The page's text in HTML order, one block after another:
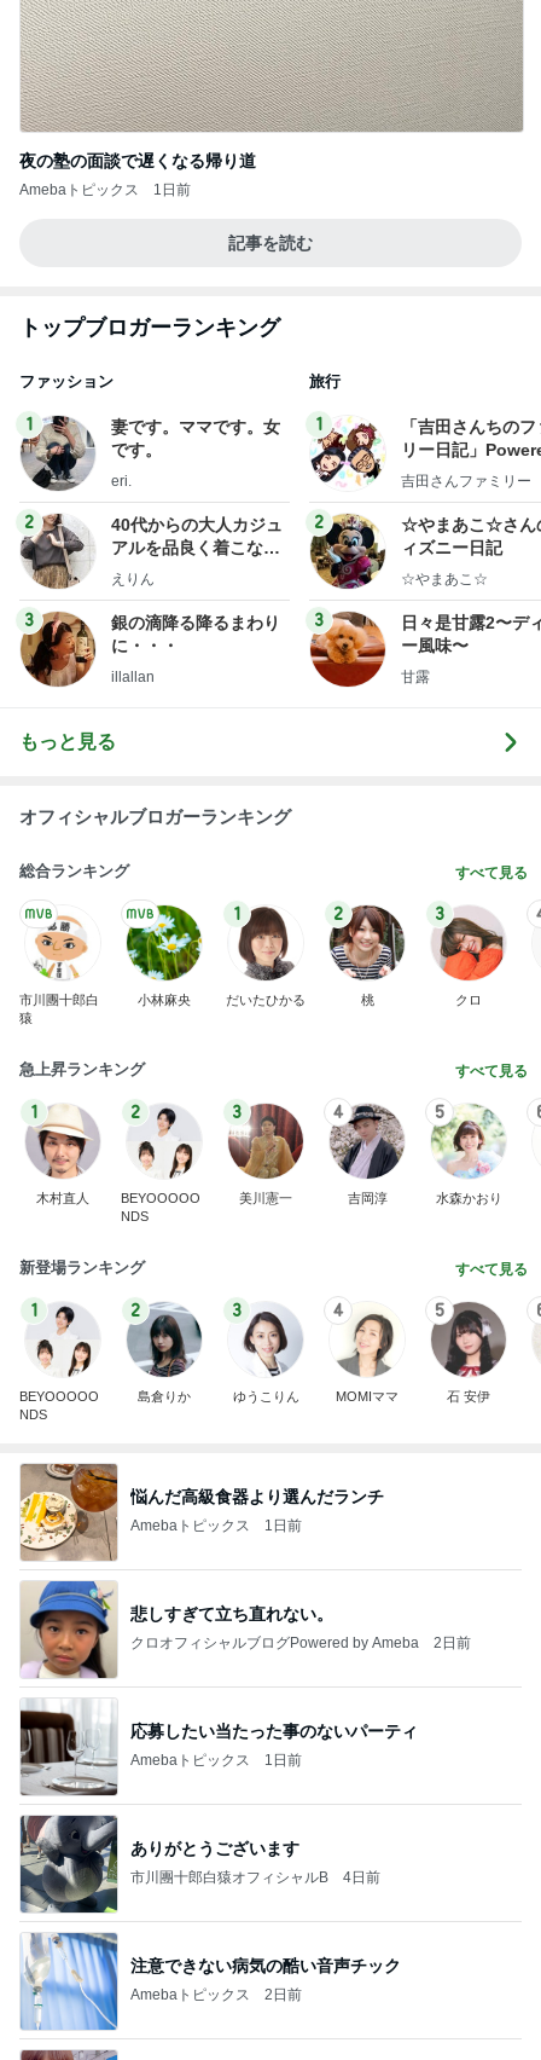
夜の塾の面談で遅くなる帰り道
Amebaトピックス 1日前
記事を読む
トップブロガーランキング
ファッション
1
妻です。ママです。女
です。
eri.
2
40代からの大人カジュ
アルを品良く着こなす
ファッションブログ
えりん
3
銀の滴降る降るまわり
に・・・
illallan
旅行
1
「吉田さんちの
リー日記」
y Ameba 吉田さ
ログ
吉田さんファミリー
2
☆やまあこ☆さん
ィズニー日記
☆やまあこ☆
3
日々是甘露2〜デ
ー風味〜
甘露
もっと見る
オフィシャルブロガーランキング
総合ランキング すべて見る
市川團十郎白
猿
小林麻央
1
だいたひかる
2
桃
3
クロ
急上昇ランキング すべて見る
1
木村直人
2
BEYOOOOO
NDS
3
美川憲一
4
吉岡淳
5
水森かおり
新登場ランキング すべて見る
1
BEYOOOOO
NDS
2
島倉りか
3
ゆうこりん
4
MOMIママ
5
石 安伊
悩んだ高級食器より選んだランチ
Amebaトピックス 1日前
悲しすぎて立ち直れない。
クロオフィシャルブログPowered by Ameba 2日前
応募したい当たった事のないパーティ
Amebaトピックス 1日前
ありがとうございます
市川團十郎白猿オフィシャルB 4日前
注意できない病気の酷い音声チック
Amebaトピックス 2日前